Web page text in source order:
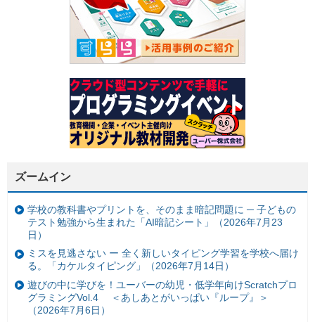
ズームイン
学校の教科書やプリントを、そのまま暗記問題に ─ 子どもの
テスト勉強から生まれた「AI暗記シート」（2026年7月23
日）
ミスを見逃さない ー 全く新しいタイピング学習を学校へ届け
る。「カケルタイピング」（2026年7月14日）
遊びの中に学びを！ユーバーの幼児・低学年向けScratchプロ
グラミングVol.4 ＜あしあとがいっぱい『ループ』＞
（2026年7月6日）